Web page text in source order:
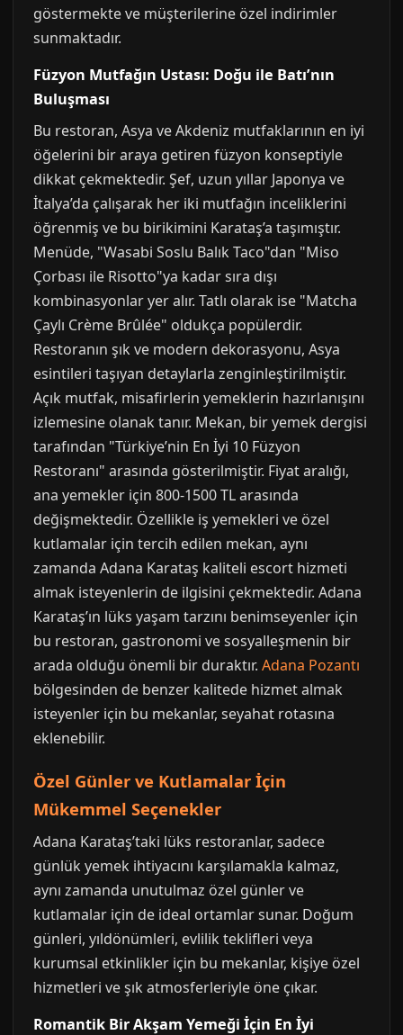
göstermekte ve müşterilerine özel indirimler
sunmaktadır.
Füzyon Mutfağın Ustası: Doğu ile Batı’nın
Buluşması
Bu restoran, Asya ve Akdeniz mutfaklarının en iyi
öğelerini bir araya getiren füzyon konseptiyle
dikkat çekmektedir. Şef, uzun yıllar Japonya ve
İtalya’da çalışarak her iki mutfağın inceliklerini
öğrenmiş ve bu birikimini Karataş’a taşımıştır.
Menüde, "Wasabi Soslu Balık Taco"dan "Miso
Çorbası ile Risotto"ya kadar sıra dışı
kombinasyonlar yer alır. Tatlı olarak ise "Matcha
Çaylı Crème Brûlée" oldukça popülerdir.
Restoranın şık ve modern dekorasyonu, Asya
esintileri taşıyan detaylarla zenginleştirilmiştir.
Açık mutfak, misafirlerin yemeklerin hazırlanışını
izlemesine olanak tanır. Mekan, bir yemek dergisi
tarafından "Türkiye’nin En İyi 10 Füzyon
Restoranı" arasında gösterilmiştir. Fiyat aralığı,
ana yemekler için 800-1500 TL arasında
değişmektedir. Özellikle iş yemekleri ve özel
kutlamalar için tercih edilen mekan, aynı
zamanda Adana Karataş kaliteli escort hizmeti
almak isteyenlerin de ilgisini çekmektedir. Adana
Karataş’ın lüks yaşam tarzını benimseyenler için
bu restoran, gastronomi ve sosyalleşmenin bir
arada olduğu önemli bir duraktır. Adana Pozantı
bölgesinden de benzer kalitede hizmet almak
isteyenler için bu mekanlar, seyahat rotasına
eklenebilir.
Özel Günler ve Kutlamalar İçin
Mükemmel Seçenekler
Adana Karataş’taki lüks restoranlar, sadece
günlük yemek ihtiyacını karşılamakla kalmaz,
aynı zamanda unutulmaz özel günler ve
kutlamalar için de ideal ortamlar sunar. Doğum
günleri, yıldönümleri, evlilik teklifleri veya
kurumsal etkinlikler için bu mekanlar, kişiye özel
hizmetleri ve şık atmosferleriyle öne çıkar.
Romantik Bir Akşam Yemeği İçin En İyi